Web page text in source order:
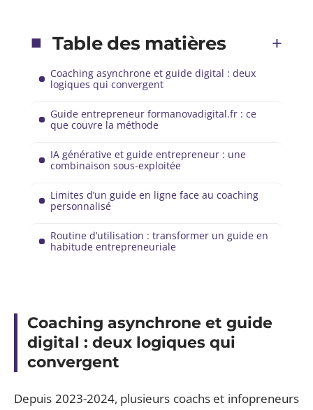
Table des matières
Coaching asynchrone et guide digital : deux
logiques qui convergent
Guide entrepreneur formanovadigital.fr : ce
que couvre la méthode
IA générative et guide entrepreneur : une
combinaison sous-exploitée
Limites d’un guide en ligne face au coaching
personnalisé
Routine d’utilisation : transformer un guide en
habitude entrepreneuriale
Coaching asynchrone et guide
digital : deux logiques qui
convergent
Depuis 2023-2024, plusieurs coachs et infopreneurs